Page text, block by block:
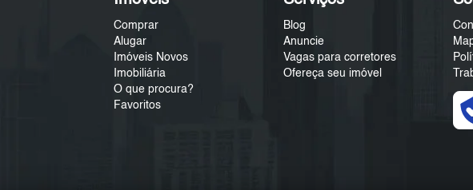
Comprar
Alugar
Imóveis Novos
Imobiliária
O que procura?
Favoritos
Blog
Anuncie
Vagas para corretores
Ofereça seu imóvel